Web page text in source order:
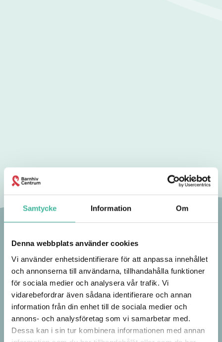
Samtycke Information Om
Denna webbplats använder cookies
Vi använder enhetsidentifierare för att anpassa innehållet
och annonserna till användarna, tillhandahålla funktioner
för sociala medier och analysera vår trafik. Vi
vidarebefordrar även sådana identifierare och annan
information från din enhet till de sociala medier och
annons- och analysföretag som vi samarbetar med.
Dessa kan i sin tur kombinera informationen med annan